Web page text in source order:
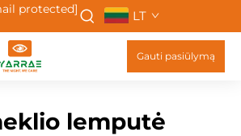
protected] LT
Gauti pasiūlymą
lemputė